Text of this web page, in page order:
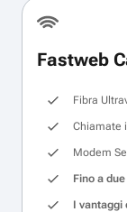
Fastweb
Fibra
Chiamate
Modem
Fino a
I vantaggi